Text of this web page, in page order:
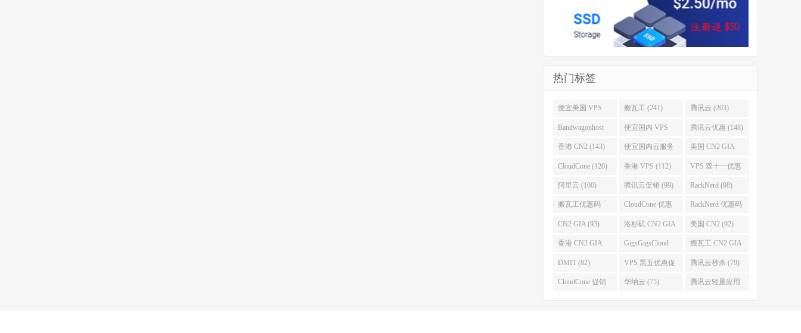
热门标签
便宜美国 VPS
(255)
搬瓦工 (241) 腾讯云 (203)
Bandwagonhost
(188)
便宜国内 VPS
(167)
腾讯云优惠 (148)
香港 CN2 (143) 便宜国内云服务
器 (128)
美国 CN2 GIA
(123)
CloudCone (120) 香港 VPS (112) VPS 双十一优惠
促销 (106)
阿里云 (100) 腾讯云促销 (99) RackNerd (98)
搬瓦工优惠码
(96)
CloudCone 优惠
码 (96)
RackNerd 优惠码
(94)
CN2 GIA (93) 洛杉矶 CN2 GIA
(93)
美国 CN2 (92)
香港 CN2 GIA
(92)
GigsGigsCloud
(85)
搬瓦工 CN2 GIA
(83)
DMIT (82) VPS 黑五优惠促
销整理 (80)
腾讯云秒杀 (79)
CloudCone 促销 华纳云 (75) 腾讯云轻量应用